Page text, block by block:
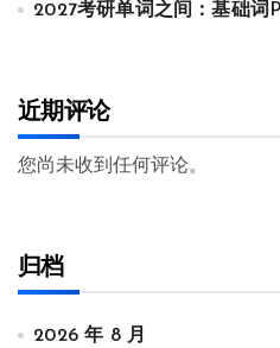
2027考研单词之间：基础词
近期评论
您尚未收到任何评论。
归档
2026 年 8 月